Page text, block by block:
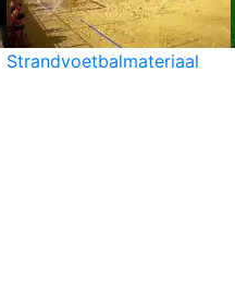
Strandvoetbalmateriaal